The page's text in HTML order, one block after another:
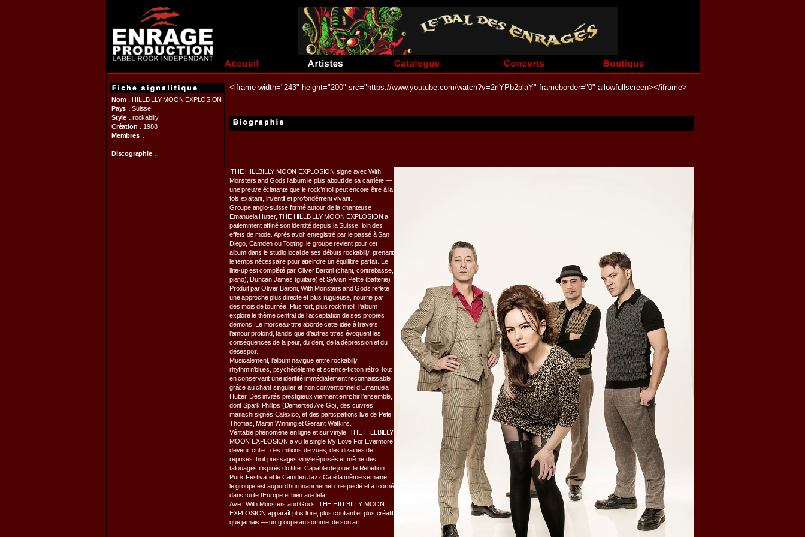
Nom : HILLBILLY MOON EXPLOSION
Pays : Suisse
Style: rockabilly
Création : 1988
Membres:
Discographie:
<iframe width="243" height="200" src="https://www.youtube.com/watch?v=2rlYPb2plaY" frameborder="0" allowfullscreen></iframe>
THE HILLBILLY MOON EXPLOSION signe avec With
Monsters and Gods l’album le plus abouti de sa carrière —
une preuve éclatante que le rock’n’roll peut encore être à la
fois exaltant, inventif et profondément vivant.
Groupe anglo-suisse formé autour de la chanteuse
Emanuela Hutter, THE HILLBILLY MOON EXPLOSION a
patiemment affiné son identité depuis la Suisse, loin des
effets de mode. Après avoir enregistré par le passé à San
Diego, Camden ou Tooting, le groupe revient pour cet
album dans le studio local de ses débuts rockabilly, prenant
le temps nécessaire pour atteindre un équilibre parfait. Le
line-up est complété par Oliver Baroni (chant, contrebasse,
piano), Duncan James (guitare) et Sylvain Petite (batterie).
Produit par Oliver Baroni, With Monsters and Gods reflète
une approche plus directe et plus rugueuse, nourrie par
des mois de tournée. Plus fort, plus rock’n’roll, l’album
explore le thème central de l’acceptation de ses propres
démons. Le morceau-titre aborde cette idée à travers
l’amour profond, tandis que d’autres titres évoquent les
conséquences de la peur, du déni, de la dépression et du
désespoir.
Musicalement, l’album navigue entre rockabilly,
rhythm’n’blues, psychédélisme et science-fiction rétro, tout
en conservant une identité immédiatement reconnaissable
grâce au chant singulier et non conventionnel d’Emanuela
Hutter. Des invités prestigieux viennent enrichir l’ensemble,
dont Spark Phillips (Demented Are Go), des cuivres
mariachi signés Calexico, et des participations live de Pete
Thomas, Martin Winning et Geraint Watkins.
Véritable phénomène en ligne et sur vinyle, THE HILLBILLY
MOON EXPLOSION a vu le single My Love For Evermore
devenir culte : des millions de vues, des dizaines de
reprises, huit pressages vinyle épuisés et même des
tatouages inspirés du titre. Capable de jouer le Rebellion
Punk Festival et le Camden Jazz Café la même semaine,
le groupe est aujourd’hui unanimement respecté et a tourné
dans toute l’Europe et bien au-delà.
Avec With Monsters and Gods, THE HILLBILLY MOON
EXPLOSION apparaît plus libre, plus confiant et plus créatif
que jamais — un groupe au sommet de son art.